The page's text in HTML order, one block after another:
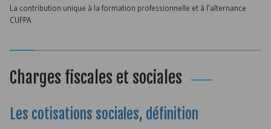
La contribution unique à la formation professionnelle et à l’alternance
CUFPA
Charges fiscales et sociales
Les cotisations sociales, définition